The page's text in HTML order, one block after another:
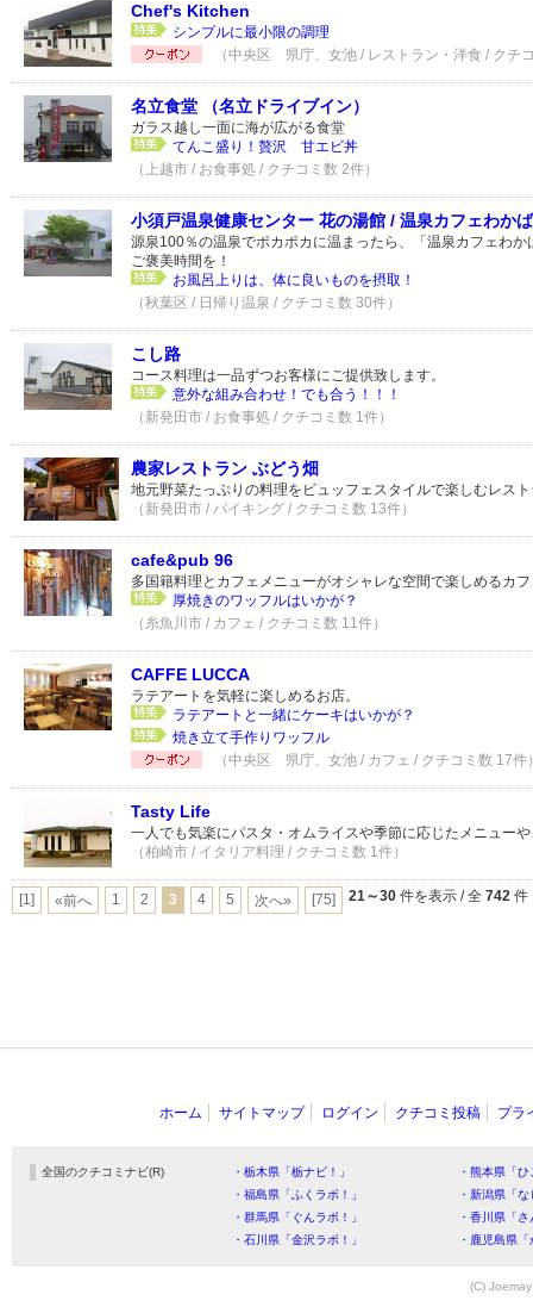
Chef's Kitchen
シンプルに最小限の調理
（中央区 県庁、女池 / レストラン・洋食 / クチ
名立食堂 （名立ドライブイン）
ガラス越し一面に海が広がる食堂
てんこ盛り！贅沢 甘エビ丼
（上越市 / お食事処 / クチコミ数 2件）
小須戸温泉健康センター 花の湯館 / 温泉カフェわかば
源泉100％の温泉でポカポカに温まったら、「温泉カフェわ
ご褒美時間を！
お風呂上りは、体に良いものを摂取！
（秋葉区 / 日帰り温泉 / クチコミ数 30件）
こし路
コース料理は一品ずつお客様にご提供致します。
意外な組み合わせ！でも合う！！！
（新発田市 / お食事処 / クチコミ数 1件）
農家レストラン ぶどう畑
地元野菜たっぷりの料理をビュッフェスタイルで楽しむレス
（新発田市 / バイキング / クチコミ数 13件）
cafe&pub 96
多国籍料理とカフェメニューがオシャレな空間で楽しめるカ
厚焼きのワッフルはいかが？
（糸魚川市 / カフェ / クチコミ数 11件）
CAFFE LUCCA
ラテアートを気軽に楽しめるお店。
ラテアートと一緒にケーキはいかが？
焼き立て手作りワッフル
（中央区 県庁、女池 / カフェ / クチコミ数 17件
Tasty Life
一人でも気楽にパスタ・オムライスや季節に応じたメニュー
（柏崎市 / イタリア料理 / クチコミ数 1件）
[1] «前へ 1 2 3 4 5 次へ» [75] 21～30 件を表示 / 全 742 件
ホーム サイトマップ ログイン クチコミ投稿 プラ
全国のクチコミナビ(R) ・栃木県「栃ナビ！」
・熊本県「
・福島県「ふくラボ！」
・新潟県「
・群馬県「ぐんラボ！」
・香川県「
・石川県「金沢ラボ！」
・鹿児島県
(C)